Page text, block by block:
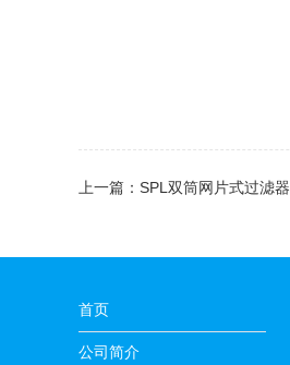
上一篇： SPL双筒网片式过滤器
首页
公司简介